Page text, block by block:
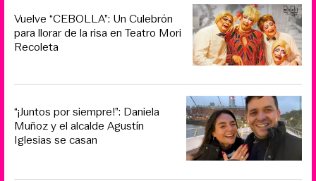
Vuelve “CEBOLLA”: Un Culebrón
para llorar de la risa en Teatro Mori
Recoleta
“¡Juntos por siempre!”: Daniela
Muñoz y el alcalde Agustín
Iglesias se casan